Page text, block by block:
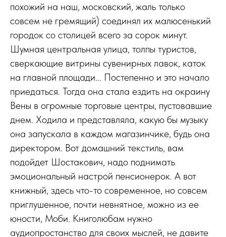
похожий на наш, московский, жаль только
совсем не гремящий) соединял их малюсенький
городок со столицей всего за сорок минут.
Шумная центральная улица, толпы туристов,
сверкающие витрины сувенирных лавок, каток
на главной площади... Постепенно и это начало
приедаться. Тогда она стала ездить на окраину
Вены в огромные торговые центры, пустовавшие
днем. Ходила и представляла, какую бы музыку
она запускала в каждом магазинчике, будь она
директором. Вот домашний текстиль, вам
подойдет Шостакович, надо поднимать
эмоциональный настрой пенсионерок. А вот
книжный, здесь что-то современное, но совсем
приглушенное, почти невнятное, можно из ее
юности, Моби. Книголюбам нужно
аудиопростанство для своих мыслей, не давите